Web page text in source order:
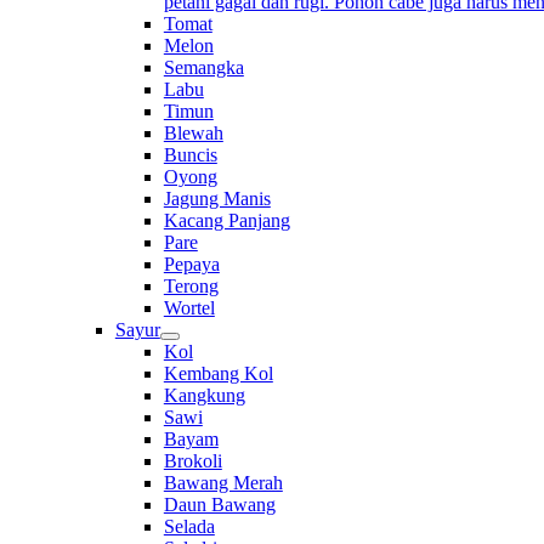
Tomat
Melon
Semangka
Labu
Timun
Blewah
Buncis
Oyong
Jagung Manis
Kacang Panjang
Pare
Pepaya
Terong
Wortel
Sayur
Kol
Kembang Kol
Kangkung
Sawi
Bayam
Brokoli
Bawang Merah
Daun Bawang
Selada